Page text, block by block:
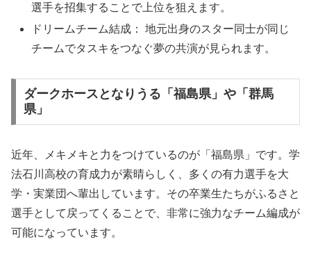
選手を招集することで上位を狙えます。
ドリームチーム結成： 地元出身のスター同士が同じ
チームでタスキをつなぐ夢の共演が見られます。
ダークホースとなりうる「福島県」や「群馬
県」
近年、メキメキと力をつけているのが「福島県」です。学
法石川高校の育成力が素晴らしく、多くの有力選手を大
学・実業団へ輩出しています。その卒業生たちがふるさと
選手として戻ってくることで、非常に強力なチーム編成が
可能になっています。